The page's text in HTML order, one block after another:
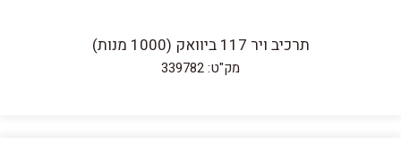
תרכיב ויר 117 ביוואק (1000 מנות)
מק"ט: 339782